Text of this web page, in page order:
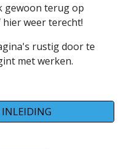
gewoon terug op
weer terecht!
rustig door te
met werken.